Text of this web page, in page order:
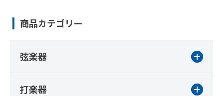
商品カテゴリー
弦楽器
打楽器